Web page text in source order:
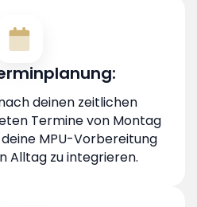
deinen zeitlichen
Termine von Montag
MPU-Vorbereitung
Alltag zu integrieren.